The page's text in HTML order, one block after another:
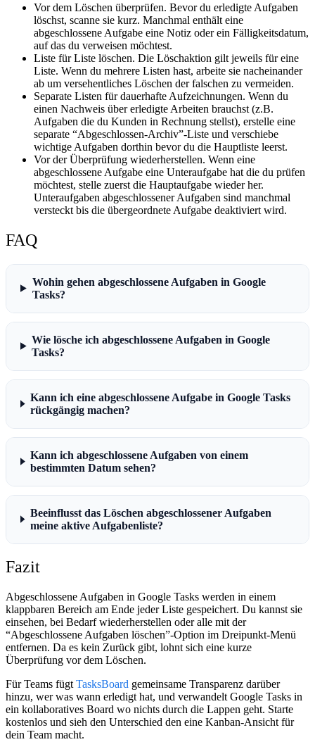
Vor dem Löschen überprüfen. Bevor du erledigte Aufgaben
löschst, scanne sie kurz. Manchmal enthält eine
abgeschlossene Aufgabe eine Notiz oder ein Fälligkeitsdatum,
auf das du verweisen möchtest.
Liste für Liste löschen. Die Löschaktion gilt jeweils für eine
Liste. Wenn du mehrere Listen hast, arbeite sie nacheinander
ab um versehentliches Löschen der falschen zu vermeiden.
Separate Listen für dauerhafte Aufzeichnungen. Wenn du
einen Nachweis über erledigte Arbeiten brauchst (z.B.
Aufgaben die du Kunden in Rechnung stellst), erstelle eine
separate “Abgeschlossen-Archiv”-Liste und verschiebe
wichtige Aufgaben dorthin bevor du die Hauptliste leerst.
Vor der Überprüfung wiederherstellen. Wenn eine
abgeschlossene Aufgabe eine Unteraufgabe hat die du prüfen
möchtest, stelle zuerst die Hauptaufgabe wieder her.
Unteraufgaben abgeschlossener Aufgaben sind manchmal
versteckt bis die übergeordnete Aufgabe deaktiviert wird.
FAQ
Wohin gehen abgeschlossene Aufgaben in Google
Tasks?
Wie lösche ich abgeschlossene Aufgaben in Google
Tasks?
Kann ich eine abgeschlossene Aufgabe in Google Tasks
rückgängig machen?
Kann ich abgeschlossene Aufgaben von einem
bestimmten Datum sehen?
Beeinflusst das Löschen abgeschlossener Aufgaben
meine aktive Aufgabenliste?
Fazit
Abgeschlossene Aufgaben in Google Tasks werden in einem
klappbaren Bereich am Ende jeder Liste gespeichert. Du kannst sie
einsehen, bei Bedarf wiederherstellen oder alle mit der
“Abgeschlossene Aufgaben löschen”-Option im Dreipunkt-Menü
entfernen. Da es kein Zurück gibt, lohnt sich eine kurze
Überprüfung vor dem Löschen.
Für Teams fügt TasksBoard gemeinsame Transparenz darüber
hinzu, wer was wann erledigt hat, und verwandelt Google Tasks in
ein kollaboratives Board wo nichts durch die Lappen geht. Starte
kostenlos und sieh den Unterschied den eine Kanban-Ansicht für
dein Team macht.